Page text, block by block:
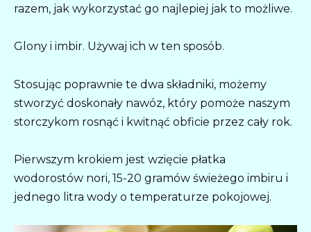
razem, jak wykorzystać go najlepiej jak to możliwe.
Glony i imbir. Używaj ich w ten sposób.
Stosując poprawnie te dwa składniki, możemy
stworzyć doskonały nawóz, który pomoże naszym
storczykom rosnąć i kwitnąć obficie przez cały rok.
Pierwszym krokiem jest wzięcie płatka
wodorostów nori, 15-20 gramów świeżego imbiru i
jednego litra wody o temperaturze pokojowej.